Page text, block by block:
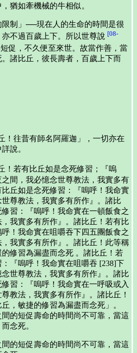
猶如牽機械的牛相似。
限制」──現在人的生命的時間是很
不過百歲上下。所以世尊說 [08-
促，不久便至來世。故當作善，當
諸比丘，彼長壽者，百歲上下而
！往昔有師名阿羅迦」，一切亦在
說。
！若有比丘如是念死修習；『嗚
間，我必憶念世尊教法，我實多有
丘如是念死修習：『嗚呼！我命實
尊教法，我實多有所作』。諸比
習：『嗚呼！我命實在一頓飯食之
我實多有所作』。諸比丘！若有比
！我命實在咀嚼吞下四五團飯食之
我實多有所作』。諸比丘！此等稱
修習為漏盡而念死 。諸比丘！若
『嗚呼！我命實在咀嚼吞 [238]下
世尊教法，我實多有所作』。諸比
習：『嗚呼！我命實在一呼吸或入
教法，我實多有所作』。諸比丘！
，敏捷的修習為漏盡而念死」。
的短促壽命的時間尚不可靠，當這
念死。
的短促壽命的時間尚不可靠，當這